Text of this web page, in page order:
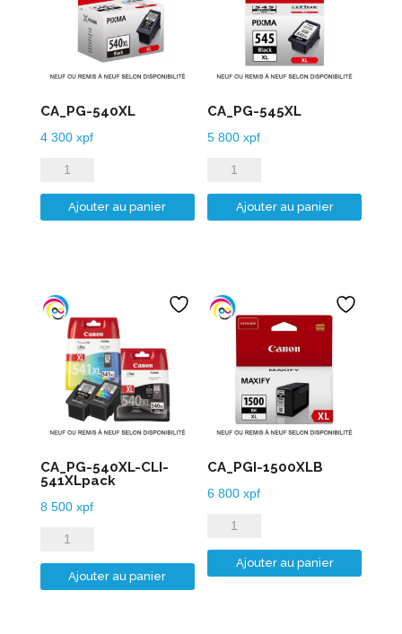
CA_PG-540XL
4 300 xpf
quantité
de
CA_PG-
Ajouter au panier
CA_PG-545XL
5 800xpf
quantité
de
CA_PG-
Ajouter au panier
CA_PG-540XL-CLI-
541XLpack
8 500 xpf
quantité
de
CA_PG-
Ajouter au panier
CA_PGI-1500XLB
6 800xpf
quantité
de
CA_PGI-
Ajouter au panier